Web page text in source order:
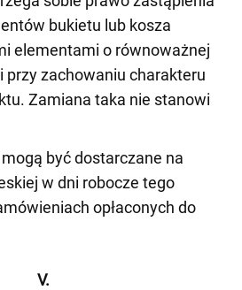
bukietu lub kosza
elementami o równoważnej
przy zachowaniu charakteru
Zamiana taka nie stanowi
być dostarczane na
w dni robocze tego
opłaconych do
V.